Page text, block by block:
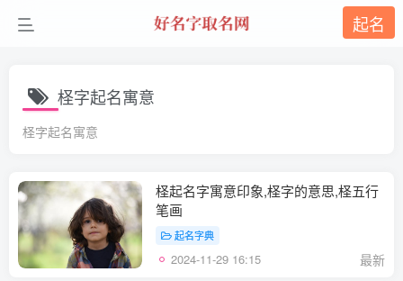
起名
柽字起名寓意
柽字起名寓意
柽起名字寓意印象,柽字的意思,柽五行
笔画
起名字典
2024-11-29 16:15 最新